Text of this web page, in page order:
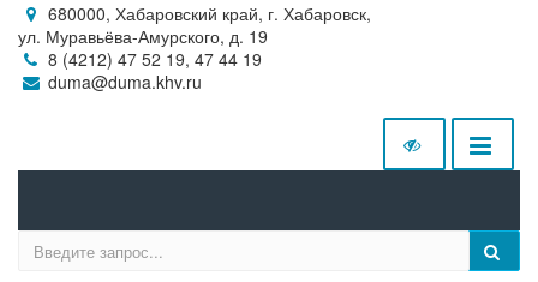
680000, Хабаровский край, г. Хабаровск,
ул. Муравьёва-Амурского, д. 19
8 (4212) 47 52 19, 47 44 19
duma@duma.khv.ru